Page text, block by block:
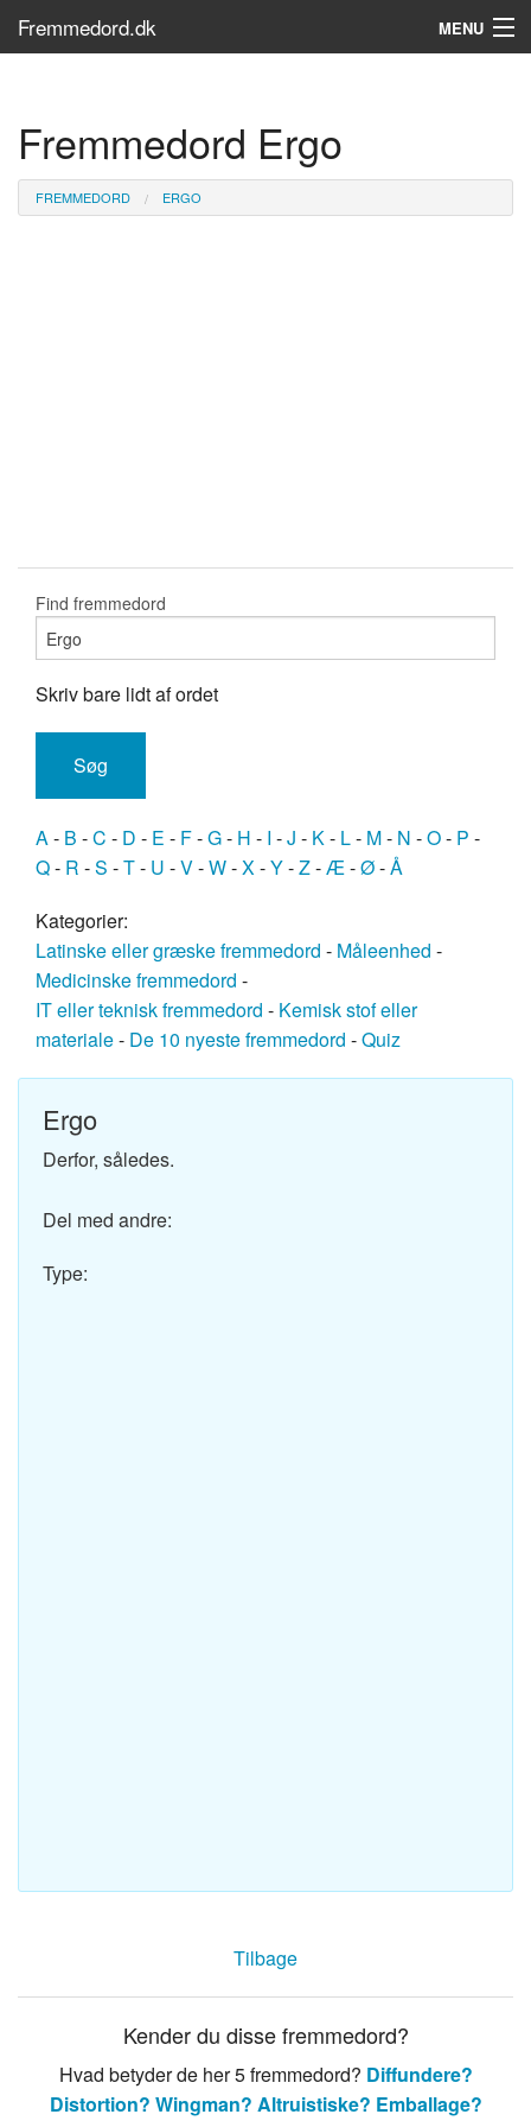
Fremmedord.dk MENU
Søg...
Find bøger
Fremmedord Ergo
FREMMEDORD ERGO
Find fremmedord
Skriv bare lidt af ordet
A- B -C - D - E - F-G- H - I -J - K- L- M- N -O- P -
Q- R -S -T- U -V-W-X-Y-Z-Æ-Ø-Å
Kategorier:
Latinske eller græske fremmedord - Måleenhed -
Medicinske fremmedord -
IT eller teknisk fremmedord - Kemisk stof eller
materiale- De 10 nyeste fremmedord -Quiz
Ergo
Derfor, således.
Del med andre:
Type:
Tilbage
Kender du disse fremmedord?
Hvad betyder de her 5 fremmedord? Diffundere?
Distortion? Wingman? Altruistiske? Emballage?